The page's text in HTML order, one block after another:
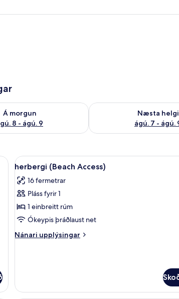
Á morgun
8 - ágú. 9
á morgun ágú. 8 - ágú. 9
Næsta helgi
ágú. 7 - ágú.
Athuga framboð næstu
| Skrifborð, myrkratjöld/-gardínur, vöggur/
Skoða
allar
myndir
fyrir
herbergi
(Beach
Access)
herbergi (Beach
2
herbergi (Beach Access)
16 fermetrar
Pláss fyrir 1
1 einbreitt rúm
Ókeypis þráðlaust net
Nánari upplýsingar
Nánari